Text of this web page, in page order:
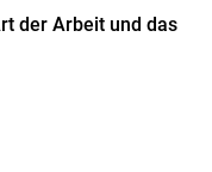
der Arbeit und das